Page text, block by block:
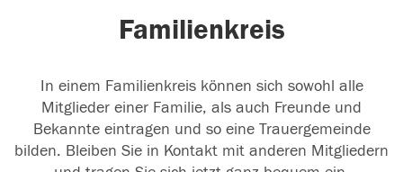
Familienkreis
In einem Familienkreis können sich sowohl alle
Mitglieder einer Familie, als auch Freunde und
Bekannte eintragen und so eine Trauergemeinde
bilden. Bleiben Sie in Kontakt mit anderen Mitgliedern